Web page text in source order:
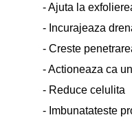
- Ajuta la
- Incurajeaza
- Creste
- Actioneaza ca
- Reduce celulita
- Imbunatateste